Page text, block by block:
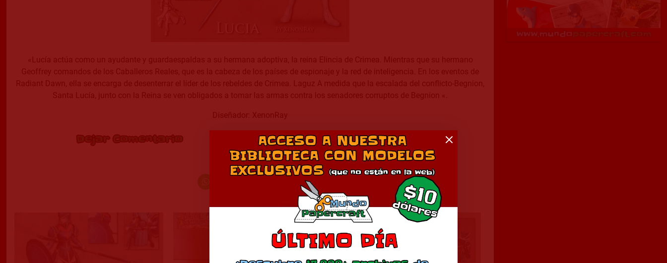
«Lucía actúa como un ayudante y guardaespaldas a su hermana adoptiva, la reina Elincia de Crimea. Mientras que su hermano
Geoffrey comandos de los Caballeros Reales, que es la cabeza de los países de espionaje y la red de inteligencia. En los eventos de
Radiant Dawn, ella se encarga de desenterrar el líder de los rebeldes de Crimea. Laguz A medida que la escalada del conflicto-Begnion,
Santa Lucía, junto con la Reina se ven obligados a tomar las armas contra los senadores corruptos de Begnion «.
Diseñador: XenonRay
Dejar Comentario Descargar Modelo
Comparte esto: